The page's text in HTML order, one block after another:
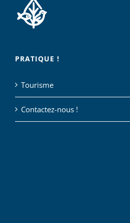
PRATIQUE !
Tourisme
Contactez-nous !